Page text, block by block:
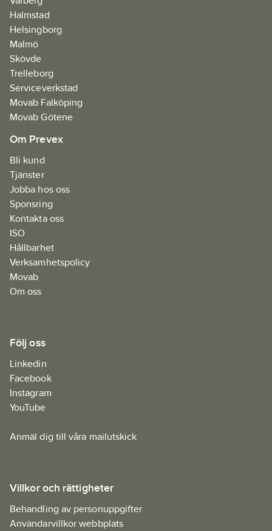
Halmstad
Helsingborg
Malmö
Skövde
Trelleborg
Serviceverkstad
Movab Falköping
Movab Götene
Om Prevex
Bli kund
Tjänster
Jobba hos oss
Sponsring
Kontakta oss
ISO
Hållbarhet
Verksamhetspolicy
Movab
Om oss
Följ oss
Linkedin
Facebook
Instagram
YouTube
Anmäl dig till våra mailutskick
Villkor och rättigheter
Behandling av personuppgifter
Användarvillkor webbplats